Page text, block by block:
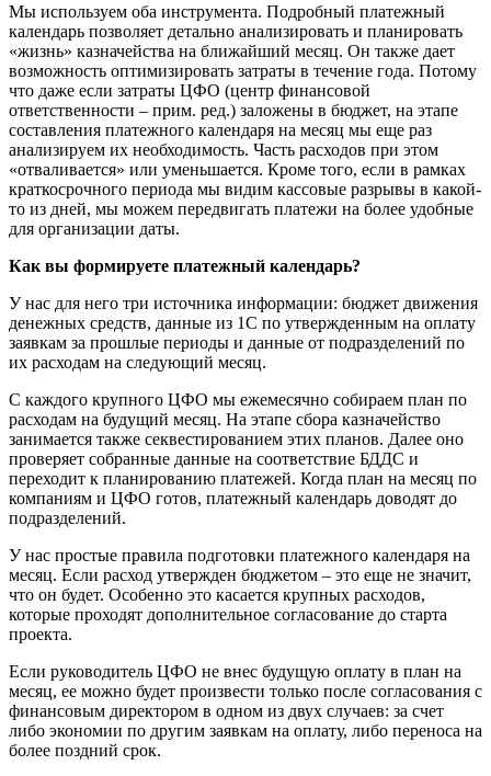
Мы используем оба инструмента. Подробный платежный
календарь позволяет детально анализировать и планировать
«жизнь» казначейства на ближайший месяц. Он также дает
возможность оптимизировать затраты в течение года. Потому
что даже если затраты ЦФО (центр финансовой
ответственности – прим. ред.) заложены в бюджет, на этапе
составления платежного календаря на месяц мы еще раз
анализируем их необходимость. Часть расходов при этом
«отваливается» или уменьшается. Кроме того, если в рамках
краткосрочного периода мы видим кассовые разрывы в какой-
то из дней, мы можем передвигать платежи на более удобные
для организации даты.
Как вы формируете платежный календарь?
У нас для него три источника информации: бюджет движения
денежных средств, данные из 1С по утвержденным на оплату
заявкам за прошлые периоды и данные от подразделений по
их расходам на следующий месяц.
С каждого крупного ЦФО мы ежемесячно собираем план по
расходам на будущий месяц. На этапе сбора казначейство
занимается также секвестированием этих планов. Далее оно
проверяет собранные данные на соответствие БДДС и
переходит к планированию платежей. Когда план на месяц по
компаниям и ЦФО готов, платежный календарь доводят до
подразделений.
У нас простые правила подготовки платежного календаря на
месяц. Если расход утвержден бюджетом – это еще не значит,
что он будет. Особенно это касается крупных расходов,
которые проходят дополнительное согласование до старта
проекта.
Если руководитель ЦФО не внес будущую оплату в план на
месяц, ее можно будет произвести только после согласования с
финансовым директором в одном из двух случаев: за счет
либо экономии по другим заявкам на оплату, либо переноса на
более поздний срок.